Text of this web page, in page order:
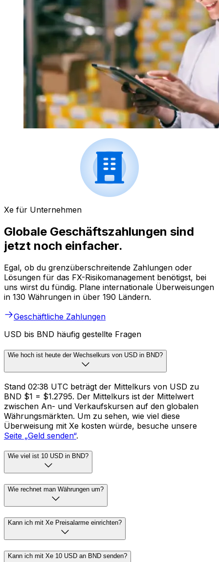
Xe für Unternehmen
Globale Geschäftszahlungen sind
jetzt noch einfacher.
Egal, ob du grenzüberschreitende Zahlungen oder
Lösungen für das FX-Risikomanagement benötigst, bei
uns wirst du fündig. Plane internationale Überweisungen
in 130 Währungen in über 190 Ländern.
Geschäftliche Zahlungen
USD bis BND häufig gestellte Fragen
Wie hoch ist heute der Wechselkurs von USD in BND?
Stand 02:38 UTC beträgt der Mittelkurs von USD zu
BND $1 = $1.2795. Der Mittelkurs ist der Mittelwert
zwischen An- und Verkaufskursen auf den globalen
Währungsmärkten. Um zu sehen, wie viel diese
Überweisung mit Xe kosten würde, besuche unsere
Seite „Geld senden“.
Wie viel ist 10 USD in BND?
Wie rechnet man Währungen um?
Kann ich mit Xe Preisalarme einrichten?
Kann ich mit Xe 10 USD an BND senden?